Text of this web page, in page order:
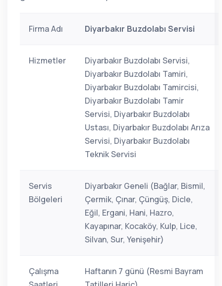
Firma Adı Diyarbakır Buzdolabı Servisi
Hizmetler
Diyarbakır Buzdolabı Servisi,
Diyarbakır Buzdolabı Tamiri,
Diyarbakır Buzdolabı Tamircisi,
Diyarbakır Buzdolabı Tamir
Servisi, Diyarbakır Buzdolabı
Ustası, Diyarbakır Buzdolabı Arıza
Servisi, Diyarbakır Buzdolabı
Teknik Servisi
Servis
Bölgeleri
Diyarbakır Geneli (Bağlar, Bismil,
Çermik, Çınar, Çüngüş, Dicle,
Eğil, Ergani, Hani, Hazro,
Kayapınar, Kocaköy, Kulp, Lice,
Silvan, Sur, Yenişehir)
Çalışma
Haftanın 7 günü (Resmi Bayram